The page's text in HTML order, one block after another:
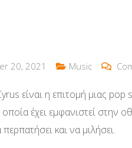
20, 2021 Music
είναι η επιτομή μιας
οποία έχει εμφανιστεί στην
και να μιλήσει.